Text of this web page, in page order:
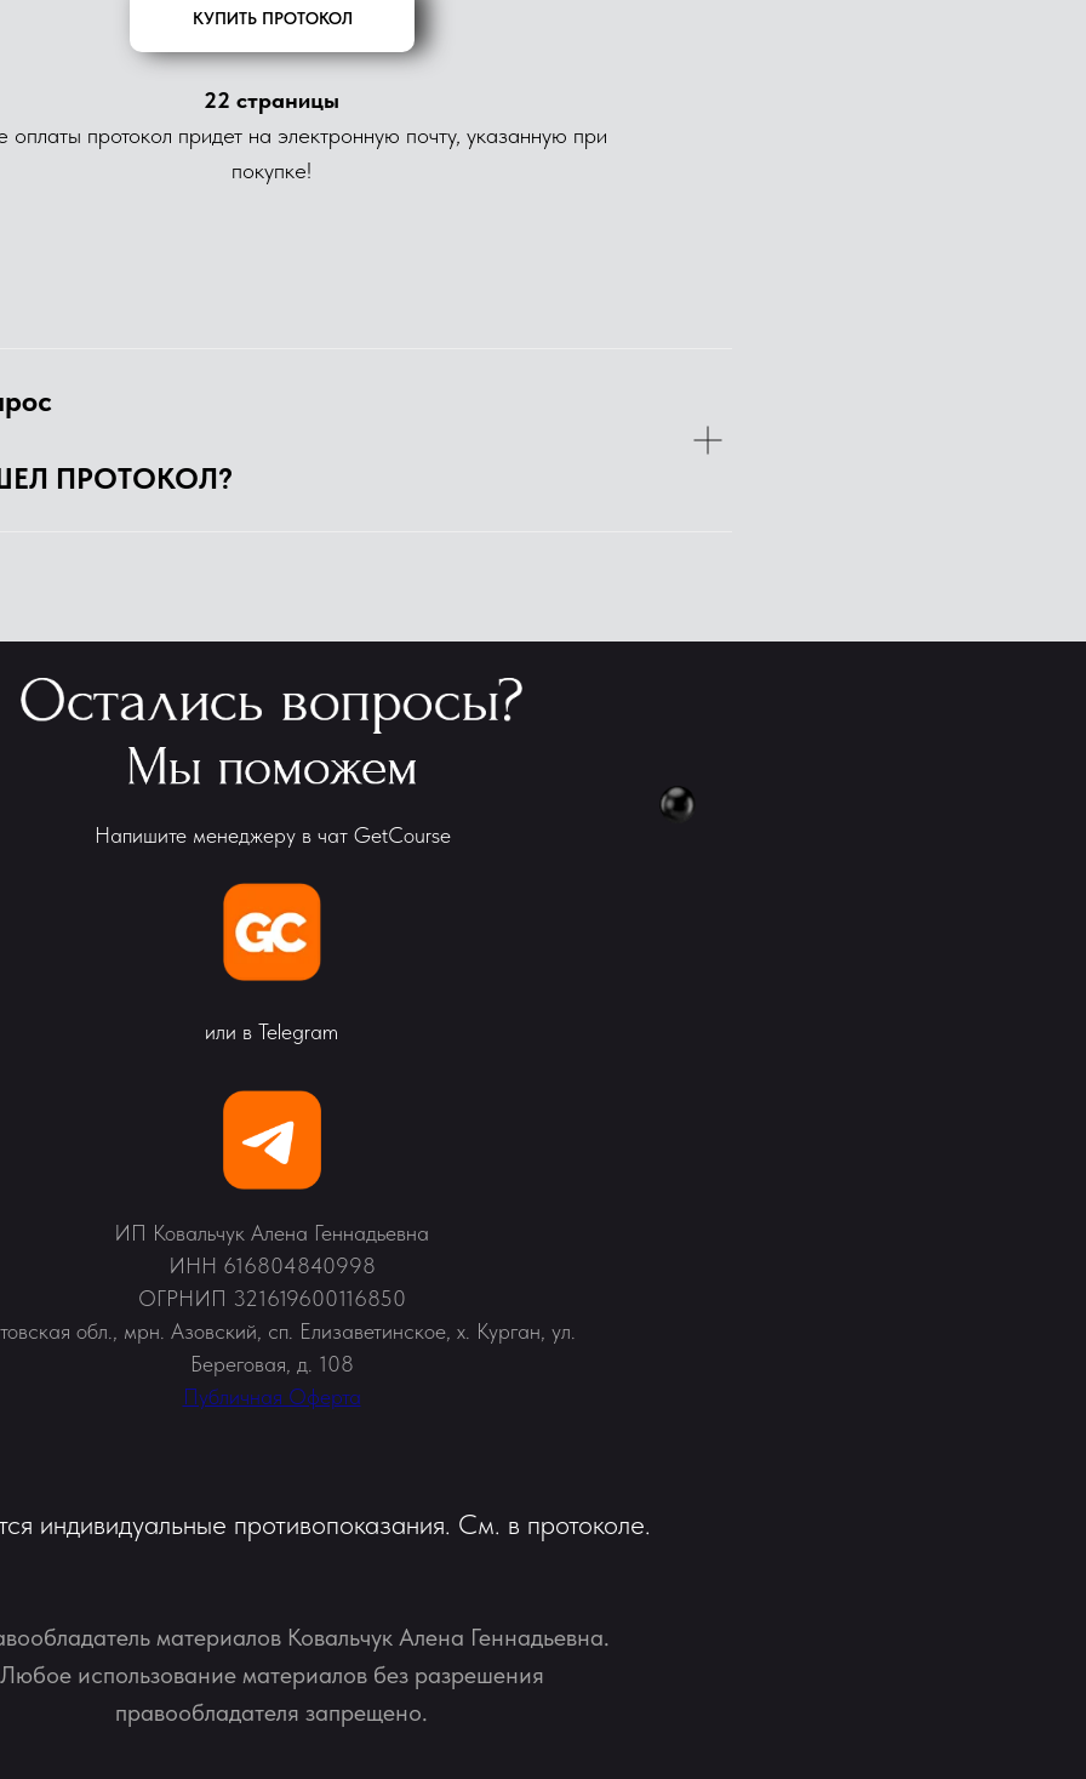
КУПИТЬ ПРОТОКОЛ
22 страницы
протокол придет на электронную почту, указанную при
покупке!
ПРОТОКОЛ?
Напишите менеджеру в чат GetCourse
или в Telegram
ИП Ковальчук Алена Геннадьевна
ИНН 616804840998
ОГРНИП 321619600116850
обл., мрн. Азовский, сп. Елизаветинское, х. Курган, ул.
Береговая, д. 108
Публичная Оферта
индивидуальные противопоказания. См. в протоколе.
материалов Ковальчук Алена Геннадьевна.
Любое использование материалов без разрешения
правообладателя запрещено.